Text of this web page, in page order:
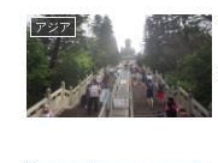
アジア